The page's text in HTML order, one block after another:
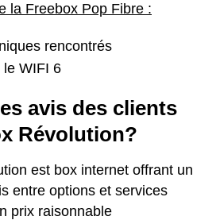
la Freebox Pop Fibre :
rencontrés
le WIFI 6
avis des clients
Révolution?
est box internet offrant un
entre options et services
prix raisonnable